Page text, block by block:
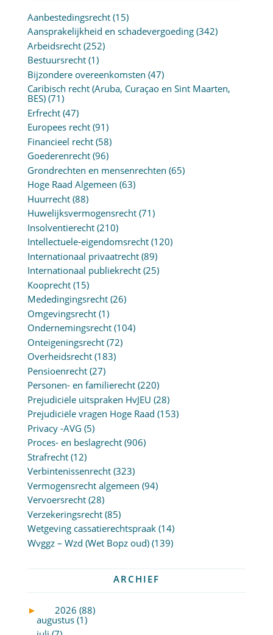
Aanbestedingsrecht(15)
Aansprakelijkheid en schadevergoeding(342)
Arbeidsrecht(252)
Bestuursrecht(1)
Bijzondere overeenkomsten (47)
Caribisch recht (Aruba, Curaçao en Sint Maarten,
BES)(71)
Erfrecht(47)
Europees recht(91)
Financieel recht(58)
Goederenrecht(96)
Grondrechten en mensenrechten (65)
Hoge Raad Algemeen (63)
Huurrecht(88)
Huwelijksvermogensrecht(71)
Insolventierecht(210)
Intellectuele-eigendomsrecht(120)
Internationaal privaatrecht(89)
Internationaal publiekrecht(25)
Kooprecht(15)
Mededingingsrecht(26)
Omgevingsrecht(1)
Ondernemingsrecht(104)
Onteigeningsrecht(72)
Overheidsrecht(183)
Pensioenrecht(27)
Personen- en familierecht(220)
Prejudiciële uitspraken HvJEU (28)
Prejudiciële vragen Hoge Raad (153)
Privacy -AVG (5)
Proces- en beslagrecht(906)
Strafrecht(12)
Verbintenissenrecht(323)
Vermogensrecht algemeen (94)
Vervoersrecht(28)
Verzekeringsrecht(85)
Wetgeving cassatierechtspraak(14)
Wvggz – Wzd (Wet Bopz oud)(139)
ARCHIEF
►
2026 (88)
augustus (1)